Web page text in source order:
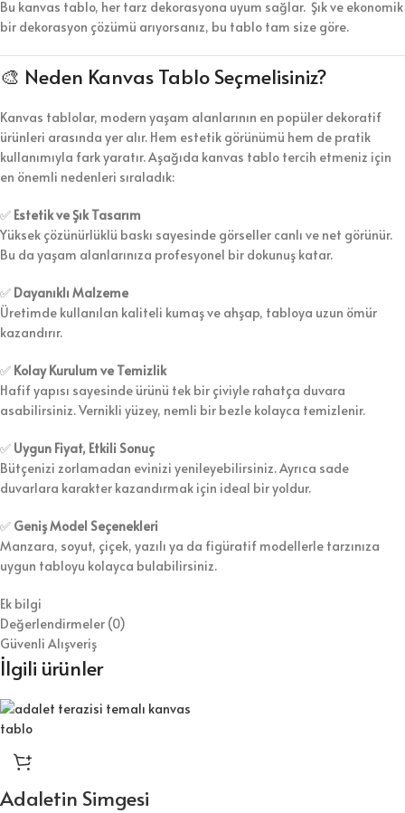
Bu kanvas tablo, her tarz dekorasyona uyum sağlar. Şık ve ekonomik
bir dekorasyon çözümü arıyorsanız, bu tablo tam size göre.
🎨 Neden Kanvas Tablo Seçmelisiniz?
Kanvas tablolar, modern yaşam alanlarının en popüler dekoratif
ürünleri arasında yer alır. Hem estetik görünümü hem de pratik
kullanımıyla fark yaratır. Aşağıda kanvas tablo tercih etmeniz için
en önemli nedenleri sıraladık:
✅ Estetik ve Şık Tasarım
Yüksek çözünürlüklü baskı sayesinde görseller canlı ve net görünür.
Bu da yaşam alanlarınıza profesyonel bir dokunuş katar.
✅ Dayanıklı Malzeme
Üretimde kullanılan kaliteli kumaş ve ahşap, tabloya uzun ömür
kazandırır.
✅ Kolay Kurulum ve Temizlik
Hafif yapısı sayesinde ürünü tek bir çiviyle rahatça duvara
asabilirsiniz. Vernikli yüzey, nemli bir bezle kolayca temizlenir.
✅ Uygun Fiyat, Etkili Sonuç
Bütçenizi zorlamadan evinizi yenileyebilirsiniz. Ayrıca sade
duvarlara karakter kazandırmak için ideal bir yoldur.
✅ Geniş Model Seçenekleri
Manzara, soyut, çiçek, yazılı ya da figüratif modellerle tarzınıza
uygun tabloyu kolayca bulabilirsiniz.
Ek bilgi
Değerlendirmeler (0)
Güvenli Alışveriş
İlgili ürünler
Adaletin Simgesi